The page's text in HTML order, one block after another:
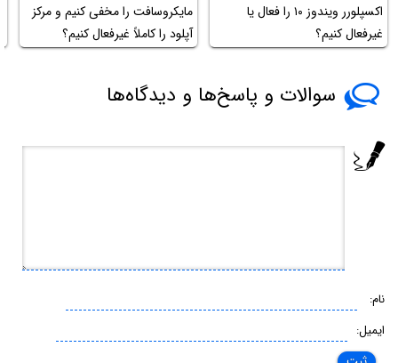
اکسپلورر ویندوز ۱۰ را فعال یا
غیرفعال کنیم؟
مایکروسافت را مخفی کنیم و مرکز
آپلود را کاملاً غیرفعال کنیم؟
سوالات و پاسخ‌ها و دیدگاه‌ها
نام:
ایمیل: